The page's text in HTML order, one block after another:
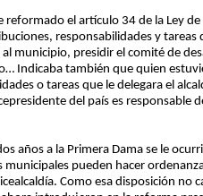
reformado el artículo 34 de la Ley
responsabilidades y tareas
municipio, presidir el comité de
Indicaba también que quien
o tareas que le delegara el
del país es responsable
años a la Primera Dama se le
municipales pueden hacer
Como esa disposición no